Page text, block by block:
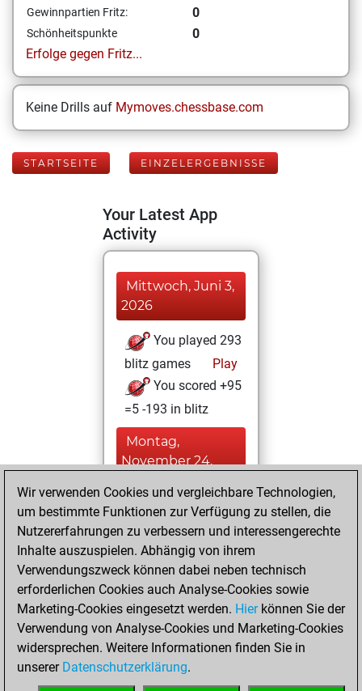
Gewinnpartien Fritz: 0
Schönheitspunkte
0
Erfolge gegen Fritz...
Keine Drills auf Mymoves.chessbase.com
STARTSEITE EINZELERGEBNISSE
Your Latest App
Activity
Mittwoch, Juni 3,
2026
You played 293
blitz games
Play
You scored +95
=5 -193 in blitz
Montag,
November 24,
You played 107
bullet games
Play
You scored +39
=5 -63 in bullet
Freitag, Februar
26, 2021
You created
Wir verwenden Cookies und vergleichbare Technologien,
um bestimmte Funktionen zur Verfügung zu stellen, die
Nutzererfahrungen zu verbessern und interessengerechte
Inhalte auszuspielen. Abhängig von ihrem
Verwendungszweck können dabei neben technisch
erforderlichen Cookies auch Analyse-Cookies sowie
Marketing-Cookies eingesetzt werden. Hierkönnen Sie der
Verwendung von Analyse-Cookies und Marketing-Cookies
widersprechen. Weitere Informationen finden Sie in
unserer Datenschutzerklärung.